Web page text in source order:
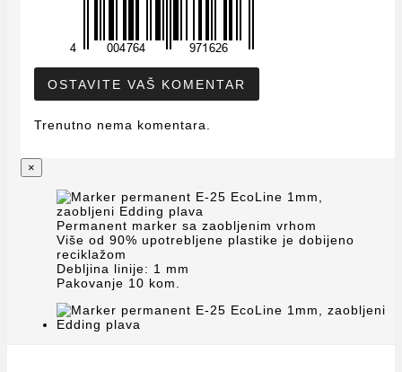
OSTAVITE VAŠ KOMENTAR
Trenutno nema komentara.
×
Permanent marker sa zaobljenim vrhom
Više od 90% upotrebljene plastike je dobijeno
reciklažom
Debljina linije: 1 mm
Pakovanje 10 kom.